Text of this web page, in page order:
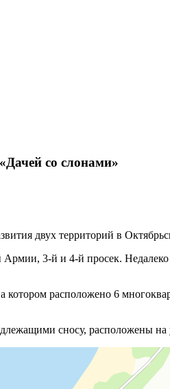
со слонами»
двух территорий в
3-й и 4-й просек.
котором расположено 6
сносу, расположены